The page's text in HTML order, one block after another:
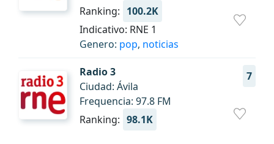
Ranking: 100.2K
Indicativo: RNE 1
Genero: pop, noticias
Radio 3 7
Ciudad: Ávila
Frequencia: 97.8 FM
Ranking: 98.1K